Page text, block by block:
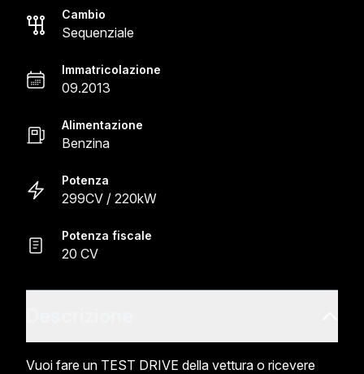
Cambio
Sequenziale
Immatricolazione
09.2013
Alimentazione
Benzina
Potenza
299CV / 220kW
Potenza fiscale
20 CV
Vuoi fare un TEST DRIVE della vettura o ricevere